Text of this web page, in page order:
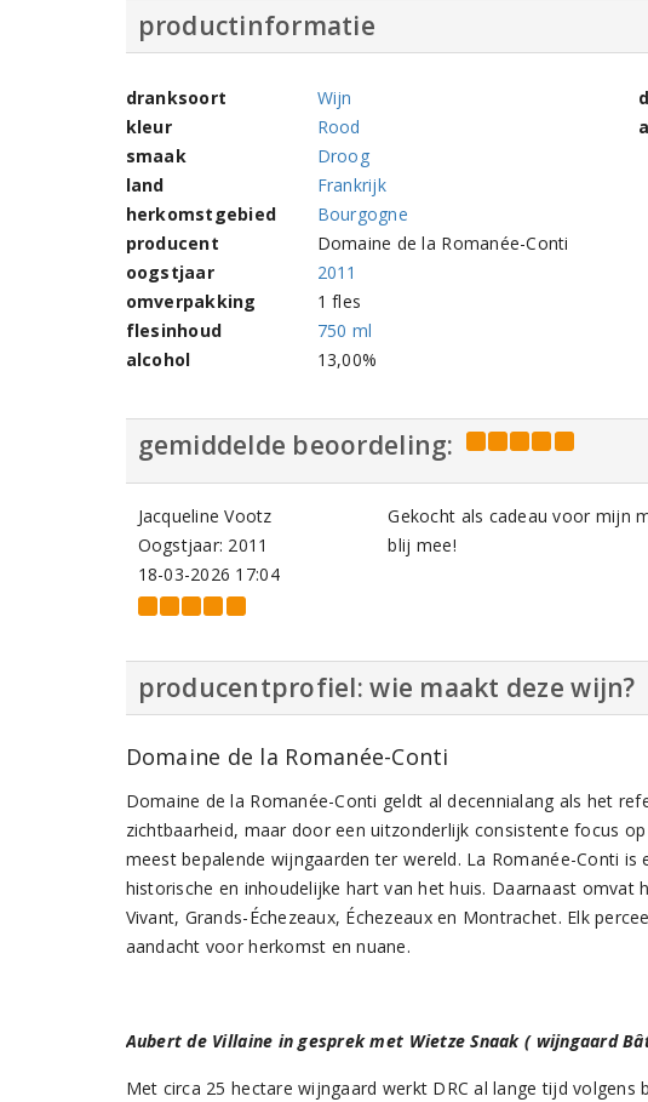
productinformatie
dranksoort
Wijn
kleur
Rood
smaak
Droog
land
Frankrijk
herkomstgebied
Bourgogne
producent
Domaine de la Romanée-Conti
oogstjaar
2011
omverpakking
1 fles
flesinhoud
750 ml
alcohol
13,00%
gemiddelde beoordeling:
Jacqueline Vootz
Oogstjaar: 2011
18-03-2026 17:04
Gekocht als cadeau voor mijn
blij mee!
producentprofiel: wie maakt deze wijn?
Domaine de la Romanée-Conti
Domaine de la Romanée-Conti geldt al decennialang als het
zichtbaarheid, maar door een uitzonderlijk consistente focus
meest bepalende wijngaarden ter wereld. La Romanée-Conti
historische en inhoudelijke hart van het huis. Daarnaast omvat
Vivant, Grands-Échezeaux, Échezeaux en Montrachet. Elk
aandacht voor herkomst en nuane.
Aubert de Villaine in gesprek met Wietze Snaak ( wijngaard
Met circa 25 hectare wijngaard werkt DRC al lange tijd